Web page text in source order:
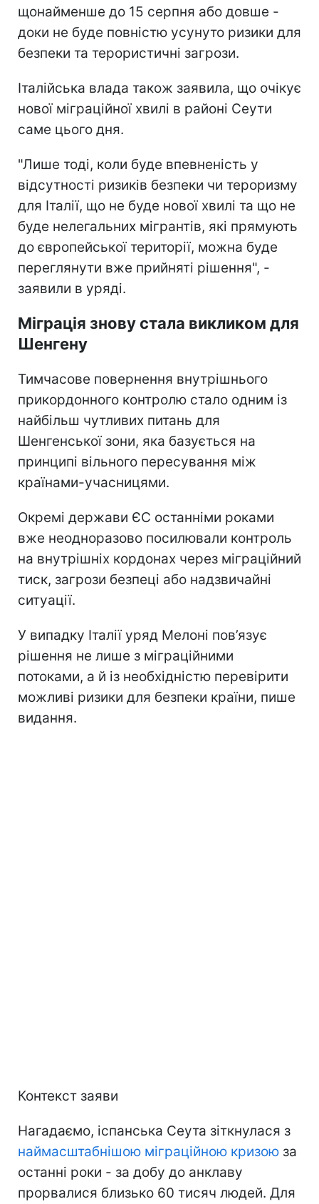
щонайменше до 15 серпня або довше -
доки не буде повністю усунуто ризики для
безпеки та терористичні загрози.
Італійська влада також заявила, що очікує
нової міграційної хвилі в районі Сеути
саме цього дня.
"Лише тоді, коли буде впевненість у
відсутності ризиків безпеки чи тероризму
для Італії, що не буде нової хвилі та що не
буде нелегальних мігрантів, які прямують
до європейської території, можна буде
переглянути вже прийняті рішення", -
заявили в уряді.
Міграція знову стала викликом для
Шенгену
Тимчасове повернення внутрішнього
прикордонного контролю стало одним із
найбільш чутливих питань для
Шенгенської зони, яка базується на
принципі вільного пересування між
країнами-учасницями.
Окремі держави ЄС останніми роками
вже неодноразово посилювали контроль
на внутрішніх кордонах через міграційний
тиск, загрози безпеці або надзвичайні
ситуації.
У випадку Італії уряд Мелоні пов’язує
рішення не лише з міграційними
потоками, а й із необхідністю перевірити
можливі ризики для безпеки країни, пише
видання.
Контекст заяви
Нагадаємо, іспанська Сеута зіткнулася з
наймасштабнішою міграційною кризою за
останні роки - за добу до анклаву
прорвалися близько 60 тисяч людей. Для